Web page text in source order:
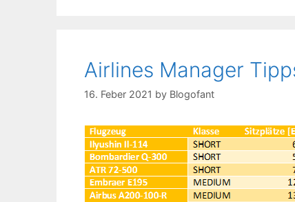
Airlines Manager
16. Feber 2021 by Blogofant